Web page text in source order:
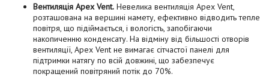
Вентиляція Apex Vent. Невелика вентиляція Apex Vent,
розташована на вершині намету, ефективно відводить тепле
повітря, що підіймається, і вологість, запобігаючи
накопиченню конденсату. На відміну від більшості отворів
вентиляції, Apex Vent не вимагає сітчастої панелі для
підтримки натягу по всій довжині, що забезпечує
покращений повітряний потік до 70%.